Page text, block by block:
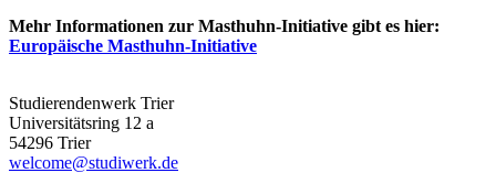
Mehr Informationen zur Masthuhn-Initiative gibt es hier:
Europäische Masthuhn-Initiative
Studierendenwerk Trier
Universitätsring 12 a
54296 Trier
welcome@studiwerk.de